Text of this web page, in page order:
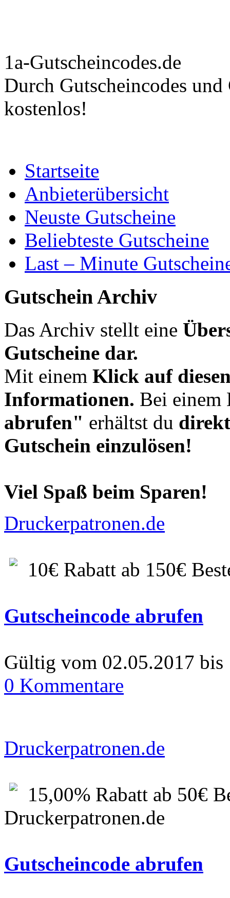
1a-Gutscheincodes.de
Durch Gutscheincodes
kostenlos!
Startseite
Anbieterübersicht
Neuste Gutscheine
Beliebteste Gutscheine
Last – Minute
Gutschein Archiv
Das Archiv stellt eine
Gutscheine dar.
Mit einem Klick auf
Informationen. Bei
abrufen" erhältst du
Gutschein einzulösen!
Viel Spaß beim Sparen!
Druckerpatronen.de
10€ Rabatt ab 150€
Gutscheincode abrufen
Gültig vom 02.05.2017 bis
0 Kommentare
Druckerpatronen.de
15,00% Rabatt ab 50€
Druckerpatronen.de
Gutscheincode abrufen